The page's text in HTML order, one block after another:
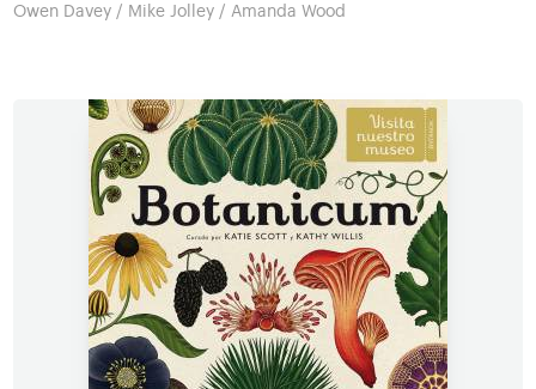
Owen Davey / Mike Jolley / Amanda Wood